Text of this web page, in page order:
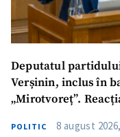
Deputatul
Verșinin, inclus în
„Mirotvoreț”.
POLITIC 8 august